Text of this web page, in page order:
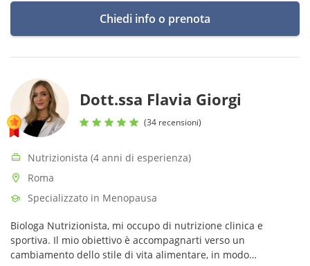
Chiedi info o prenota
Dott.ssa Flavia Giorgi
(34 recensioni)
Nutrizionista (4 anni di esperienza)
Roma
Specializzato in Menopausa
Biologa Nutrizionista, mi occupo di nutrizione clinica e
sportiva. Il mio obiettivo è accompagnarti verso un
cambiamento dello stile di vita alimentare, in modo